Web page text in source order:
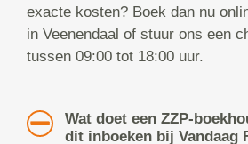
exacte kosten? Boek dan nu
in Veenendaal of stuur ons een
tussen 09:00 tot 18:00 uur.
Wat doet een ZZP-
dit inboeken bij Vandaag